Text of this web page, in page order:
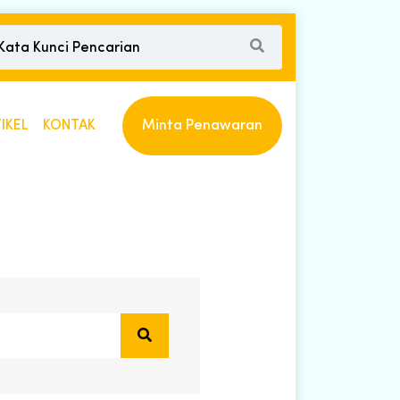
KONTAK Minta Penawaran